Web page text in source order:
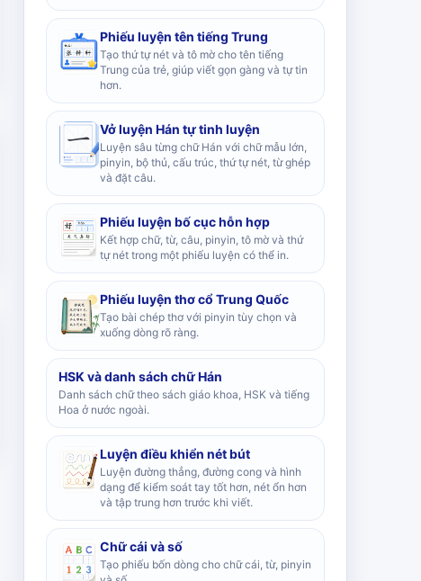
Phiếu luyện tên tiếng Trung
Tạo thứ tự nét và tô mờ cho tên tiếng
Trung của trẻ, giúp viết gọn gàng và tự tin
hơn.
Vở luyện Hán tự tinh luyện
Luyện sâu từng chữ Hán với chữ mẫu lớn,
pinyin, bộ thủ, cấu trúc, thứ tự nét, từ ghép
và đặt câu.
Phiếu luyện bố cục hỗn hợp
Kết hợp chữ, từ, câu, pinyin, tô mờ và thứ
tự nét trong một phiếu luyện có thể in.
Phiếu luyện thơ cổ Trung Quốc
Tạo bài chép thơ với pinyin tùy chọn và
xuống dòng rõ ràng.
HSK và danh sách chữ Hán
Danh sách chữ theo sách giáo khoa, HSK và tiếng
Hoa ở nước ngoài.
Luyện điều khiển nét bút
Luyện đường thẳng, đường cong và hình
dạng để kiểm soát tay tốt hơn, nét ổn hơn
và tập trung hơn trước khi viết.
Chữ cái và số
Tạo phiếu bốn dòng cho chữ cái, từ, pinyin